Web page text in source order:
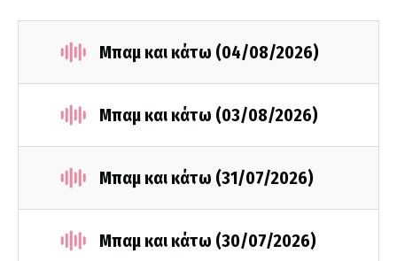
Μπαμ και κάτω (04/08/2026)
Μπαμ και κάτω (03/08/2026)
Μπαμ και κάτω (31/07/2026)
Μπαμ και κάτω (30/07/2026)